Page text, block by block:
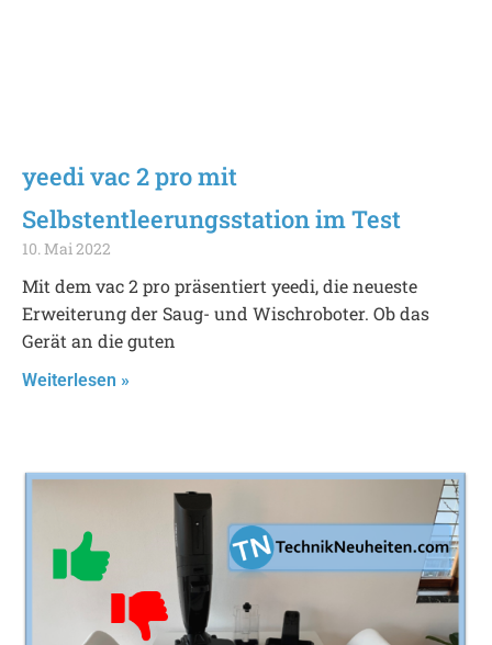
yeedi vac 2 pro mit
Selbstentleerungsstation im Test
10. Mai 2022
Mit dem vac 2 pro präsentiert yeedi, die neueste
Erweiterung der Saug- und Wischroboter. Ob das
Gerät an die guten
Weiterlesen »